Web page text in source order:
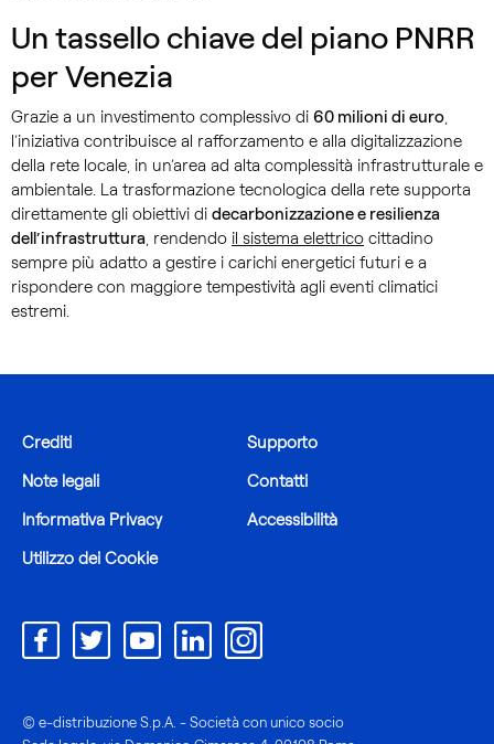
Un tassello chiave del piano PNRR
per Venezia
Grazie a un investimento complessivo di 60 milioni di euro,
l’iniziativa contribuisce al rafforzamento e alla digitalizzazione
della rete locale, in un’area ad alta complessità infrastrutturale e
ambientale. La trasformazione tecnologica della rete supporta
direttamente gli obiettivi di decarbonizzazione e resilienza
dell’infrastruttura, rendendo il sistema elettrico cittadino
sempre più adatto a gestire i carichi energetici futuri e a
rispondere con maggiore tempestività agli eventi climatici
estremi.
© e-distribuzione S.p.A. - Società con unico socio
Crediti
Note legali
Informativa Privacy
Utilizzo dei Cookie
Supporto
Contatti
Accessibilità